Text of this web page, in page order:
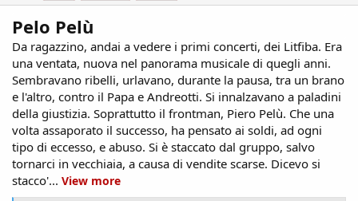
Pelo Pelù
Da ragazzino, andai a vedere i primi concerti, dei Litfiba. Era
una ventata, nuova nel panorama musicale di quegli anni.
Sembravano ribelli, urlavano, durante la pausa, tra un brano
e l'altro, contro il Papa e Andreotti. Si innalzavano a paladini
della giustizia. Soprattutto il frontman, Piero Pelù. Che una
volta assaporato il successo, ha pensato ai soldi, ad ogni
tipo di eccesso, e abuso. Si è staccato dal gruppo, salvo
tornarci in vecchiaia, a causa di vendite scarse. Dicevo si
stacco'... View more